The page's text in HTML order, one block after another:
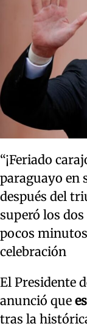
“¡Feriado
paraguayo en
después del
superó los
pocos
celebración
El Presidente
anunció que
tras la